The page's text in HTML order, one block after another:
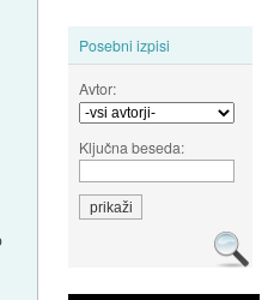
Posebni izpisi
Avtor:
Ključna beseda: